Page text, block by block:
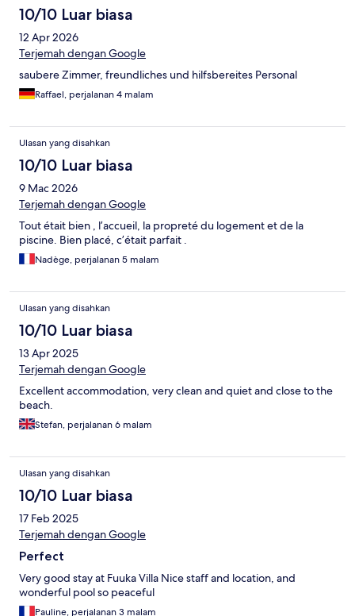
10/10 Luar biasa
12 Apr 2026
Terjemah dengan Google
saubere Zimmer, freundliches und hilfsbereites Personal
Raffael, perjalanan 4 malam
Ulasan yang disahkan
10/10 Luar biasa
9 Mac 2026
Terjemah dengan Google
Tout était bien , l’accueil, la propreté du logement et de la
piscine. Bien placé, c’était parfait .
Nadège, perjalanan 5 malam
Ulasan yang disahkan
10/10 Luar biasa
13 Apr 2025
Terjemah dengan Google
Excellent accommodation, very clean and quiet and close to the
beach.
Stefan, perjalanan 6 malam
Ulasan yang disahkan
10/10 Luar biasa
17 Feb 2025
Terjemah dengan Google
Perfect
Very good stay at Fuuka Villa Nice staff and location, and
wonderful pool so peaceful
Pauline, perjalanan 3 malam